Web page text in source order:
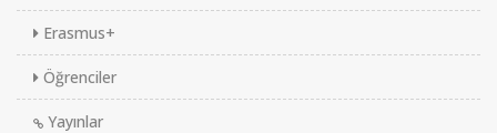
Erasmus+
Öğrenciler
Yayınlar